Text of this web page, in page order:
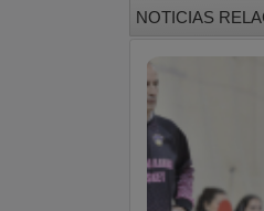
NOTICIAS